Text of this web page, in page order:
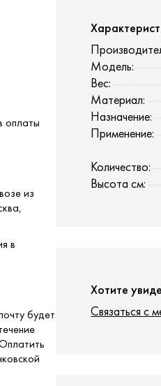
оплаты
из
в
будет
Модель:
Вес:
Материал:
Назначение:
Применение:
Количество:
Высота см:
Хотите
Связаться с